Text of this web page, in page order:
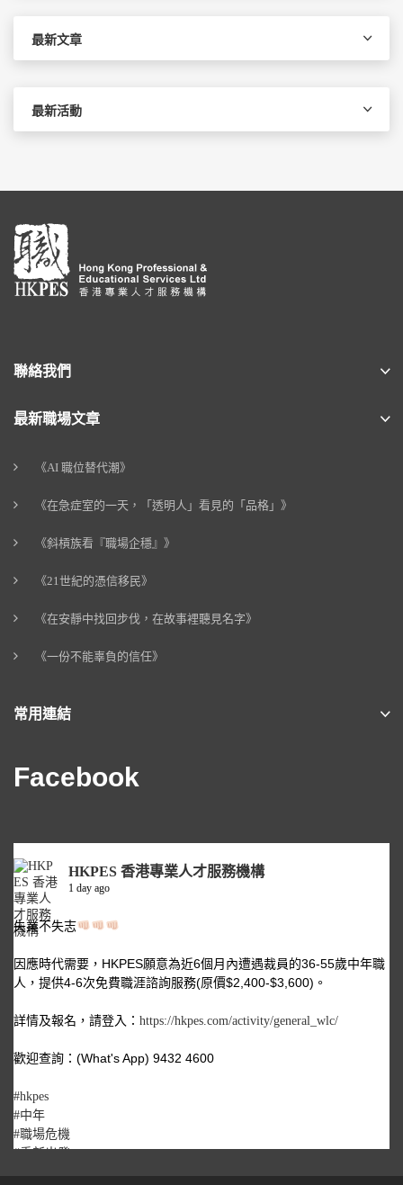
最新文章
最新活動
聯絡我們
最新職場文章
《AI 職位替代潮》
《在急症室的一天，「透明人」看見的「品格」》
《斜槓族看『職場企穩』》
《21世紀的憑信移民》
《在安靜中找回步伐，在故事裡聽見名字》
《一份不能辜負的信任》
常用連結
Facebook
HKPES 香港專業人才服務機構
1 day ago
失業不失志
因應時代需要，HKPES願意為近6個月內遭遇裁員的36-55歲中年職
人，提供4-6次免費職涯諮詢服務(原價$2,400-$3,600)。
詳情及報名，請登入： https://hkpes.com/activity/general_wlc/
歡迎查詢：(What's App) 9432 4600
#hkpes
#中年
#職場危機
#重新出發